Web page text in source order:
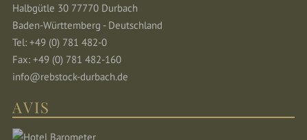
Halbgütle 30 77770 Durbach
Baden-Württemberg - Deutschland
Tel: +49 (0) 781 482-0
Fax: +49 (0) 781 482-160
info@rebstock-durbach.de
AVIS